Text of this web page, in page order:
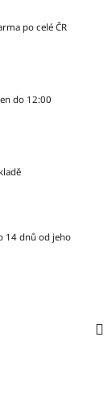
po celé ČR
do 12:00
14 dnů od jeho